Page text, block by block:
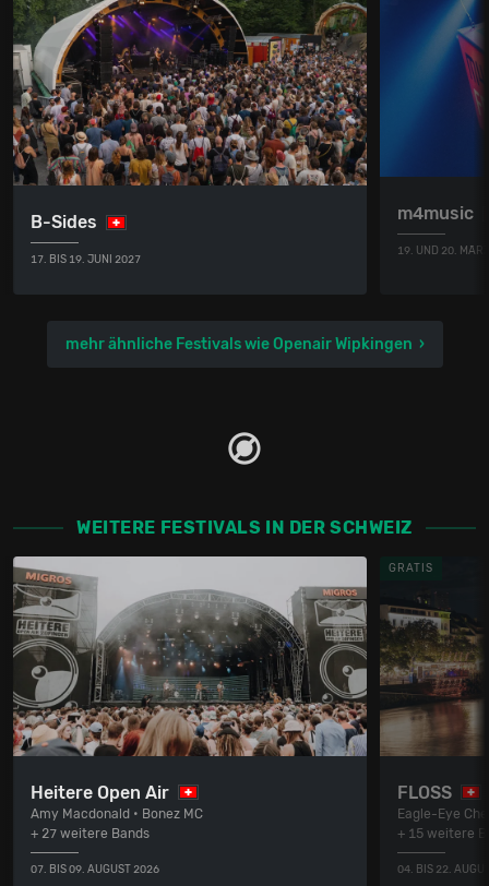
B-Sides
17. BIS 19. JUNI 2027
m4music
19. UND 20.
mehr ähnliche Festivals wie Openair Wipkingen
WEITERE FESTIVALS IN DER SCHWEIZ
Heitere Open Air
Amy Macdonald • Bonez MC
+ 27 weitere Bands
07. BIS 09. AUGUST 2026
GRATIS
FLOSS
Eagle-Eye
+ 15 weitere
04. BIS 22.